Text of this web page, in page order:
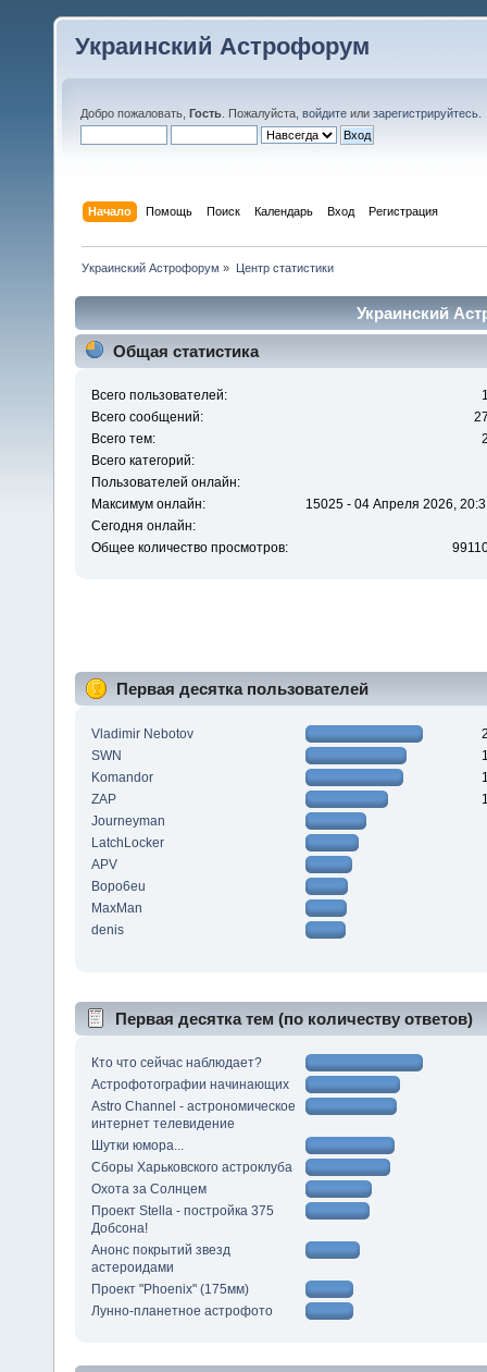
Украинский Астрофорум
Добро пожаловать, Гость . Пожалуйста, войдите или зарегистрируйтесь
Начало Помощь Поиск Календарь Вход Регистрация
Украинский Астрофорум » Центр статистики
Украинский
Общая статистика
Всего пользователей:
Всего сообщений:
Всего тем:
Всего категорий:
Пользователей онлайн:
Максимум онлайн:
15025 - 04 Апреля 2026,
Сегодня онлайн:
Общее количество просмотров:
Первая десятка пользователей
Vladimir Nebotov
SWN
Komandor
ZAP
Journeyman
LatchLocker
APV
Bopo6eu
MaxMan
denis
Первая десятка тем (по количеству ответов)
Кто что сейчас наблюдает?
Астрофотографии начинающих
Astro Channel - астрономическое
интернет телевидение
Шутки юмора...
Сборы Харьковского астроклуба
Охота за Солнцем
Проект Stella - постройка 375
Добсона!
Анонс покрытий звезд
астероидами
Проект "Phoenix" (175мм)
Лунно-планетное астрофото